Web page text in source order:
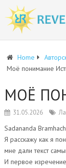
Home
Моё понимание
МОЁ
31.05.2026
Sadananda
Я расскажу как я
мне дали текст
И первое